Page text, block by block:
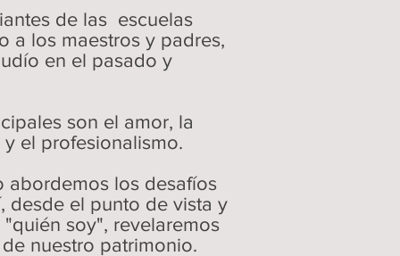
de las escuelas
a los maestros y padres,
en el pasado y
son el amor, la
el profesionalismo.
abordemos los desafíos
desde el punto de vista y
soy", revelaremos
nuestro patrimonio.